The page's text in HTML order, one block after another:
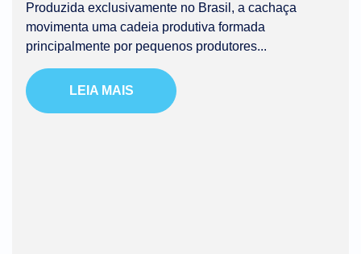
Produzida exclusivamente no Brasil, a cachaça
movimenta uma cadeia produtiva formada
principalmente por pequenos produtores...
LEIA MAIS